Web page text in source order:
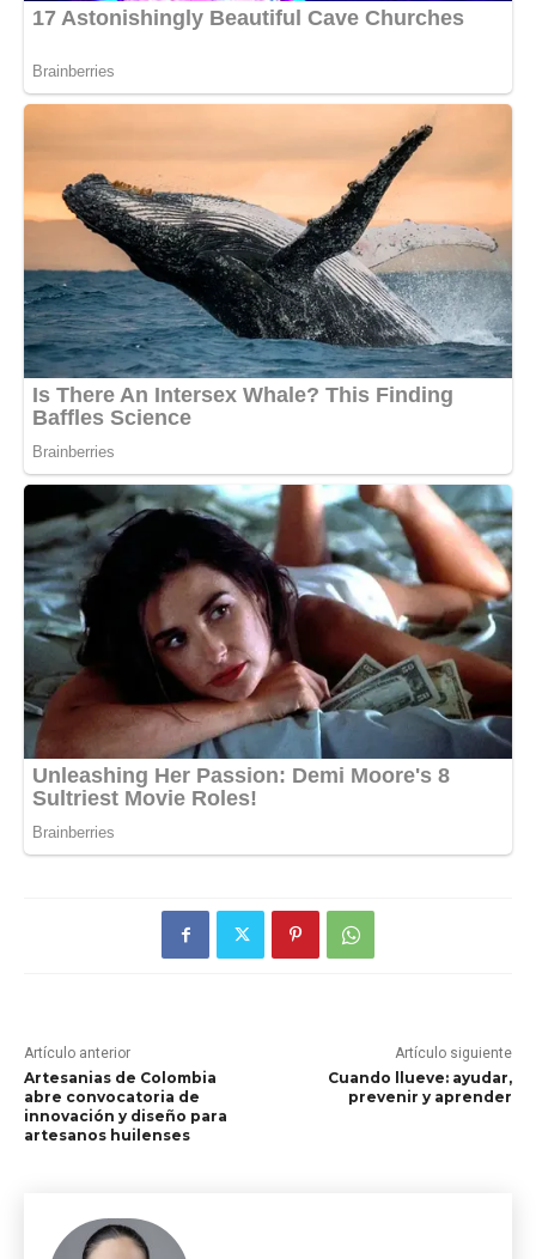
Artículo anterior
Artesanias de Colombia
abre convocatoria de
innovación y diseño para
artesanos huilenses
Artículo siguiente
Cuando llueve: ayudar,
prevenir y aprender